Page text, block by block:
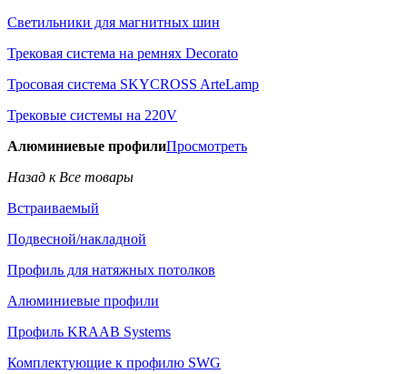
Светильники для магнитных шин
Трековая система на ремнях Decorato
Тросовая система SKYCROSS ArteLamp
Трековые системы на 220V
Алюминиевые профилиПросмотреть
Назад к Все товары
Встраиваемый
Подвесной/накладной
Профиль для натяжных потолков
Алюминиевые профили
Профиль KRAAB Systems
Комплектующие к профилю SWG